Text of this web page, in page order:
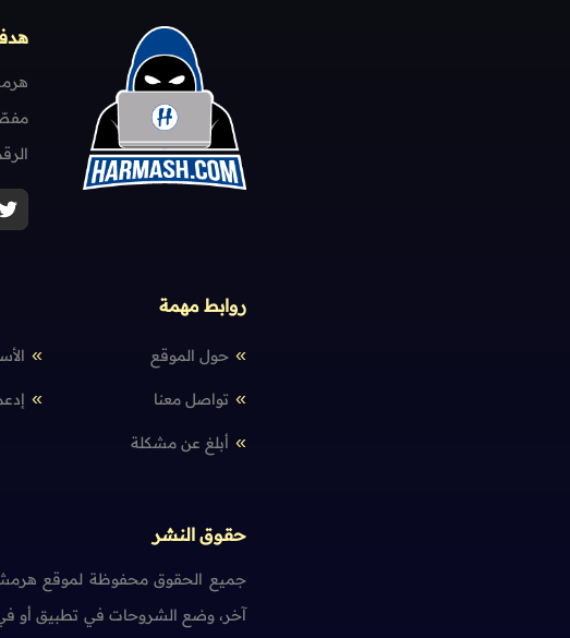
روابط مهمة
حول الموقع
تواصل معنا
أبلغ عن مشكلة
حقوق النشر
جميع الحقوق محفوظة لموقع هرمش.
آخر، وضع الشروحات في تطبيق أو